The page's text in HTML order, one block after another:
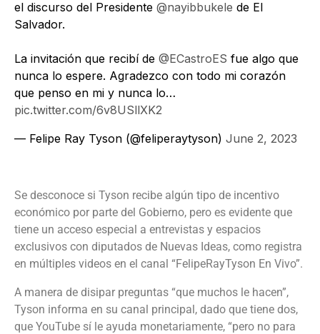
el discurso del Presidente @nayibbukele de El
Salvador.
La invitación que recibí de @ECastroES fue algo que
nunca lo espere. Agradezco con todo mi corazón
que penso en mi y nunca lo…
pic.twitter.com/6v8USllXK2
— Felipe Ray Tyson (@feliperaytyson) June 2, 2023
Se desconoce si Tyson recibe algún tipo de incentivo
económico por parte del Gobierno, pero es evidente que
tiene un acceso especial a entrevistas y espacios
exclusivos con diputados de Nuevas Ideas, como registra
en múltiples videos en el canal “FelipeRayTyson En Vivo”.
A manera de disipar preguntas “que muchos le hacen”,
Tyson informa en su canal principal, dado que tiene dos,
que YouTube sí le ayuda monetariamente, “pero no para